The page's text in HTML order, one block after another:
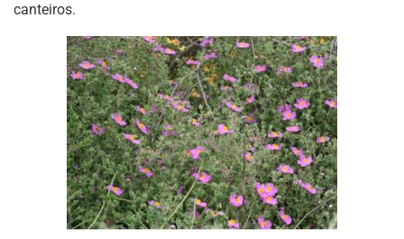
canteiros.